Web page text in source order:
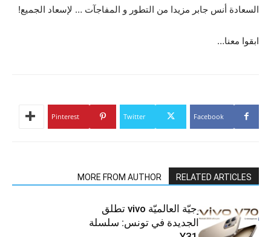
السعادة أنس جابر مزيدا من التطور و المفاجآت … لإسعاد الجميع!
ابقوا معنا…
Facebook
Twitter
Pinterest
RELATED ARTICLES
MORE FROM AUTHOR
العلامة التّكنولوجيّة العالميّة vivo تطلق
هواتفها الذكيّة الجديدة في تونس: سلسلة